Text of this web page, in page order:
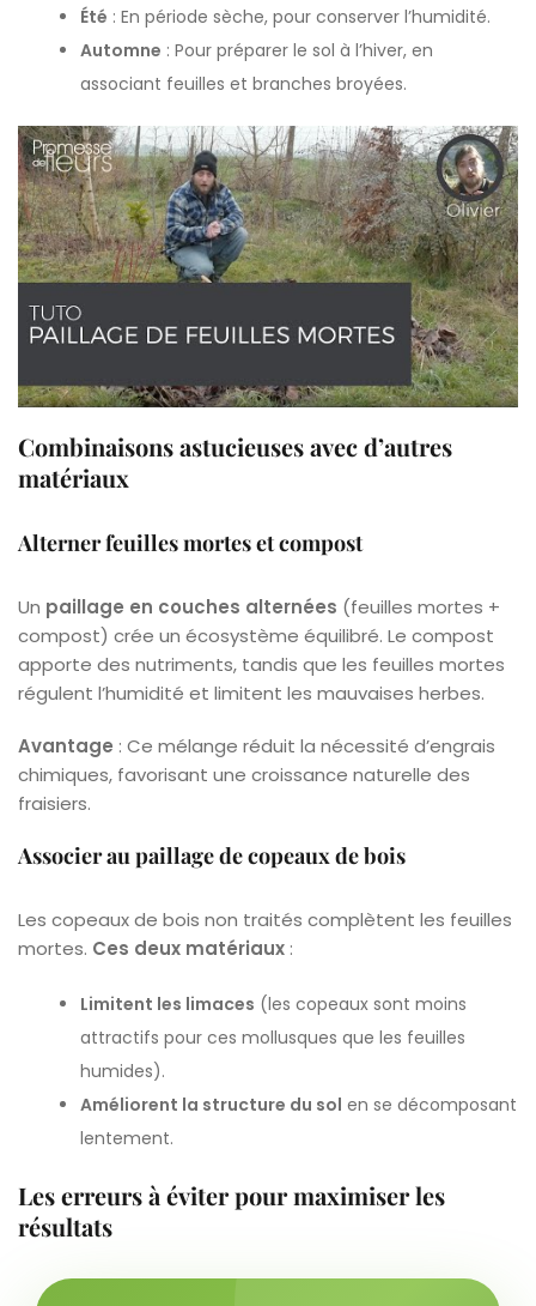
Été : En période sèche, pour conserver l’humidité.
Automne : Pour préparer le sol à l’hiver, en
associant feuilles et branches broyées.
Combinaisons astucieuses avec d’autres
matériaux
Alterner feuilles mortes et compost
Un paillage en couches alternées (feuilles mortes +
compost) crée un écosystème équilibré. Le compost
apporte des nutriments, tandis que les feuilles mortes
régulent l’humidité et limitent les mauvaises herbes.
Avantage : Ce mélange réduit la nécessité d’engrais
chimiques, favorisant une croissance naturelle des
fraisiers.
Associer au paillage de copeaux de bois
Les copeaux de bois non traités complètent les feuilles
mortes. Ces deux matériaux :
Limitent les limaces (les copeaux sont moins
attractifs pour ces mollusques que les feuilles
humides).
Améliorent la structure du sol en se décomposant
lentement.
Les erreurs à éviter pour maximiser les
résultats